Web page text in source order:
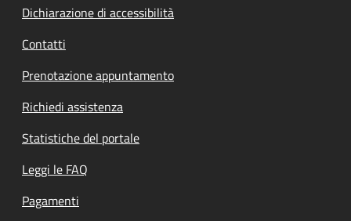
Dichiarazione di accessibilità
Contatti
Prenotazione appuntamento
Richiedi assistenza
Statistiche del portale
Leggi le FAQ
Pagamenti